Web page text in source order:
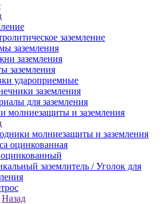
заземление
заземления
заземления
заземления
удароприемные
заземления
для заземления
молниезащиты и заземления
молниезащиты и заземления
оцинкованная
заземлитель / Уголок для
Назад